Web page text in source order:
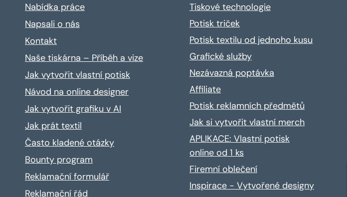
Nabídka práce
Napsali o nás
Kontakt
Naše tiskárna – Příběh a vize
Jak vytvořit vlastní potisk
Návod na online designer
Jak vytvořit grafiku v AI
Jak prát textil
Často kladené otázky
Bounty program
Reklamační formulář
Reklamační řád
Tiskové technologie
Potisk triček
Potisk textilu od jednoho kusu
Grafické služby
Nezávazná poptávka
Affiliate
Potisk reklamních předmětů
Jak si vytvořit vlastní merch
APLIKACE: Vlastní potisk
online od 1 ks
Firemní oblečení
Inspirace - Vytvořené designy